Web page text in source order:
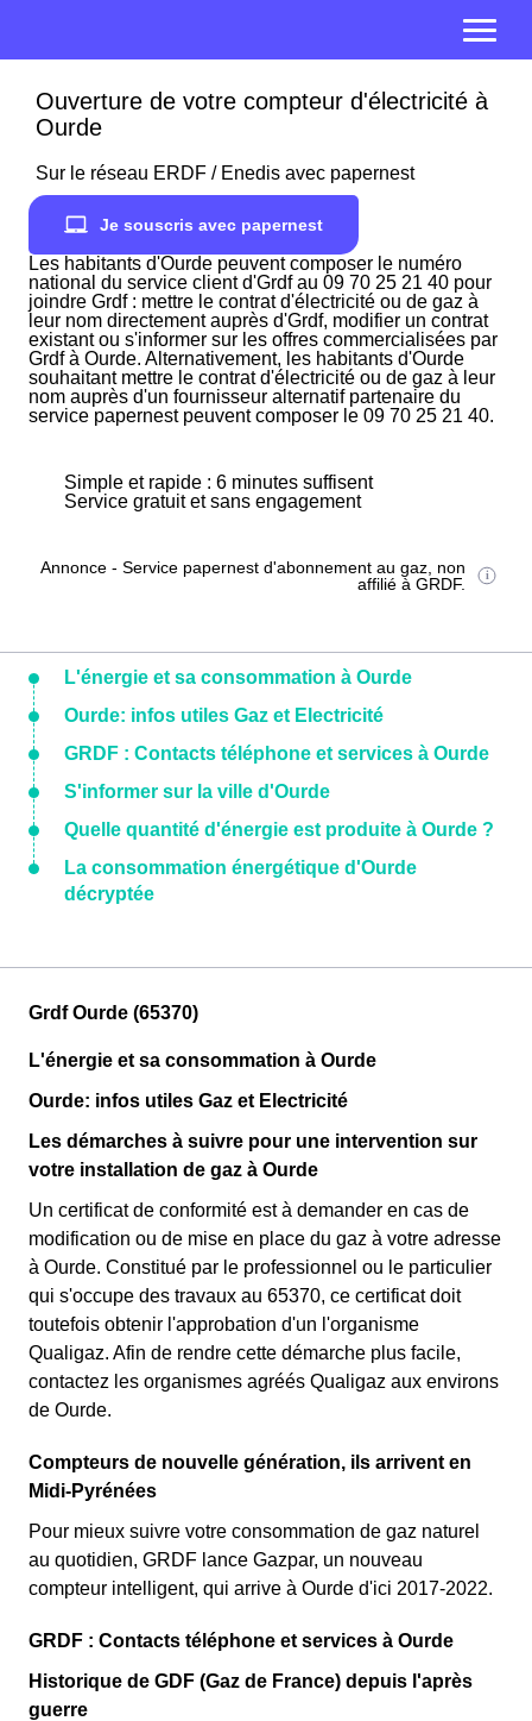
Ouverture de votre compteur d'électricité à
Ourde
Sur le réseau ERDF / Enedis avec papernest
Je souscris avec papernest
Les habitants d'Ourde peuvent composer le numéro
national du service client d'Grdf au 09 70 25 21 40 pour
joindre Grdf : mettre le contrat d'électricité ou de gaz à
leur nom directement auprès d'Grdf, modifier un contrat
existant ou s'informer sur les offres commercialisées par
Grdf à Ourde. Alternativement, les habitants d'Ourde
souhaitant mettre le contrat d'électricité ou de gaz à leur
nom auprès d'un fournisseur alternatif partenaire du
service papernest peuvent composer le 09 70 25 21 40.
Simple et rapide : 6 minutes suffisent
Service gratuit et sans engagement
Annonce - Service papernest d'abonnement au gaz, non
affilié à GRDF.
L'énergie et sa consommation à Ourde
Ourde: infos utiles Gaz et Electricité
GRDF : Contacts téléphone et services à Ourde
S'informer sur la ville d'Ourde
Quelle quantité d'énergie est produite à Ourde ?
La consommation énergétique d'Ourde
décryptée
Grdf Ourde (65370)
L'énergie et sa consommation à Ourde
Ourde: infos utiles Gaz et Electricité
Les démarches à suivre pour une intervention sur
votre installation de gaz à Ourde
Un certificat de conformité est à demander en cas de
modification ou de mise en place du gaz à votre adresse
à Ourde. Constitué par le professionnel ou le particulier
qui s'occupe des travaux au 65370, ce certificat doit
toutefois obtenir l'approbation d'un l'organisme
Qualigaz. Afin de rendre cette démarche plus facile,
contactez les organismes agréés Qualigaz aux environs
de Ourde.
Compteurs de nouvelle génération, ils arrivent en
Midi-Pyrénées
Pour mieux suivre votre consommation de gaz naturel
au quotidien, GRDF lance Gazpar, un nouveau
compteur intelligent, qui arrive à Ourde d'ici 2017-2022.
GRDF : Contacts téléphone et services à Ourde
Historique de GDF (Gaz de France) depuis l'après
guerre